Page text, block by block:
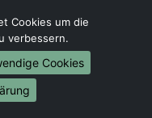
Cookies um die
verbessern.
Cookies